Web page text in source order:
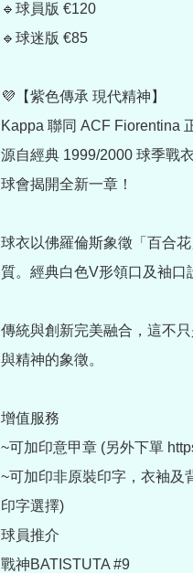
🔹球員版 €120
🔹球迷版 €85
💜【紫色傳承 現代精神】
Kappa 聯同 ACF Fiorentina
源自經典 1999/2000 球季戰
球會揭開全新一章！
球衣以佛羅倫斯象徵「百合
質。經典白色V形領口及袖口
傳統與創新完美融合，這不
與精神的象徵。
增值服務
~可加印意甲章 (另外下單
~可加印非原裝印字，衣袖及
印字選擇)
球員推介
戰神BATISTUTA #9